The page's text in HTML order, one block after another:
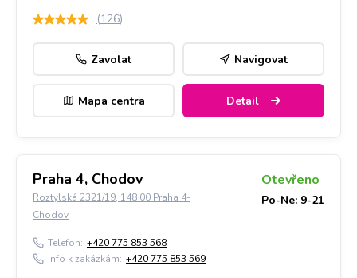
(126)
Zavolat Navigovat
Mapa centra Detail
Praha 4, Chodov
Roztylská 2321/19, 148 00 Praha 4-
Chodov
Otevřeno
Po-Ne: 9-21
Telefon: +420 775 853 568
Info k zakázkám: +420 775 853 569